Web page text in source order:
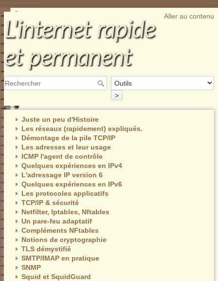
Aller au contenu
L'internet rapide
et permanent
>
Juste un peu d'Histoire
Les réseaux (rapidement) expliqués.
Démontage de la pile TCP/IP
Les adresses et leur usage
ICMP l'agent de contrôle
Quelques expériences en IPv4
L'adressage IP version 6
Quelques expériences en IPv6
Les protocoles applicatifs
TCP/IP & sécurité
Netfilter, Iptables, Nftables
Un pare-feu adaptatif
Compléments NFtables
Notions de cryptographie
TLS démystifié
SMTP/IMAP en pratique
SNMP
Squid et SquidGuard